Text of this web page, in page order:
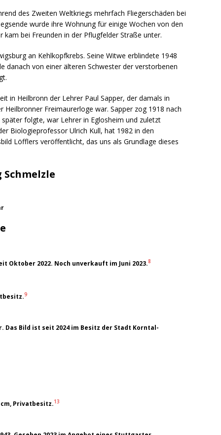
des Zweiten Weltkriegs mehrfach Fliegerschäden bei
wurde ihre Wohnung für einige Wochen von den
kam bei Freunden in der Pflugfelder Straße unter.
an Kehlkopfkrebs. Seine Witwe erblindete 1948
danach von einer älteren Schwester der verstorbenen
in Heilbronn der Lehrer Paul Sapper, der damals in
Freimaurerloge war. Sapper zog 1918 nach
folgte, war Lehrer in Eglosheim und zuletzt
Biologieprofessor Ulrich Kull, hat 1982 in den
Löfflers veröffentlicht, das uns als Grundlage dieses
Oktober 2022. Noch unverkauft im Juni 2023.8
9
Das Bild ist seit 2024 im Besitz der Stadt Korntal-
cm, Privatbesitz.13